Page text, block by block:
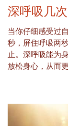
深呼吸几次
当你仔细感受过
秒，屏住呼吸两
止。深呼吸能为
放松身心，从而